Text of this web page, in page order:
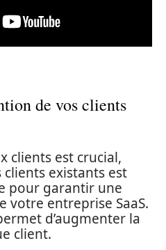
de vos clients
clients est crucial,
existants est
pour garantir une
votre entreprise SaaS.
d’augmenter la
client.